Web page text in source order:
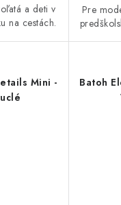
a deti v
na cestách.
Pre
Mini -
Batoh